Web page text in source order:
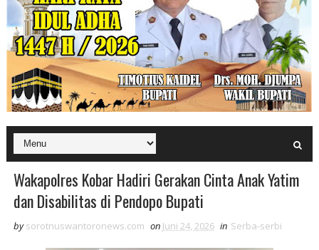
Wakapolres Kobar Hadiri Gerakan Cinta Anak Yatim
dan Disabilitas di Pendopo Bupati
by sorotnuswantoronews.com on Juni 24, 2026 in Serba-serbi